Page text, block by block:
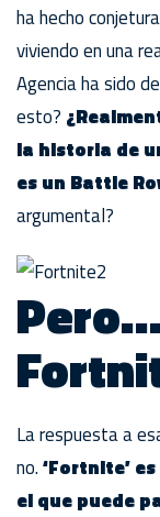
ha hecho
viviendo en una
Agencia ha sido
esto?
la historia de
es un Battle
argumental?
La respuesta a
no.‘Fortnite’
el que puede